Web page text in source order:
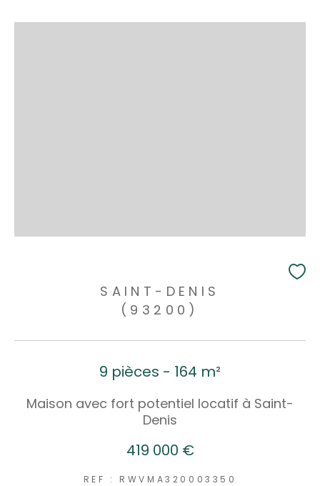
SAINT-DENIS
(93200)
9 pièces - 164 m²
Maison avec fort potentiel locatif à Saint-
Denis
419 000 €
REF : RWVMA320003350